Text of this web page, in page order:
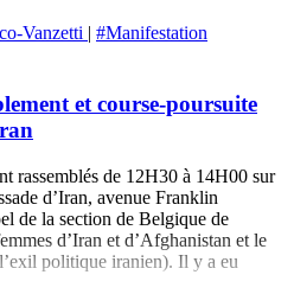
Vanzetti | #Manifestation
et course-poursuite
rassemblés de 12H30 à 14H00 sur
d’Iran, avenue Franklin
de la section de Belgique de
d’Iran et d’Afghanistan et le
politique iranien). Il y a eu